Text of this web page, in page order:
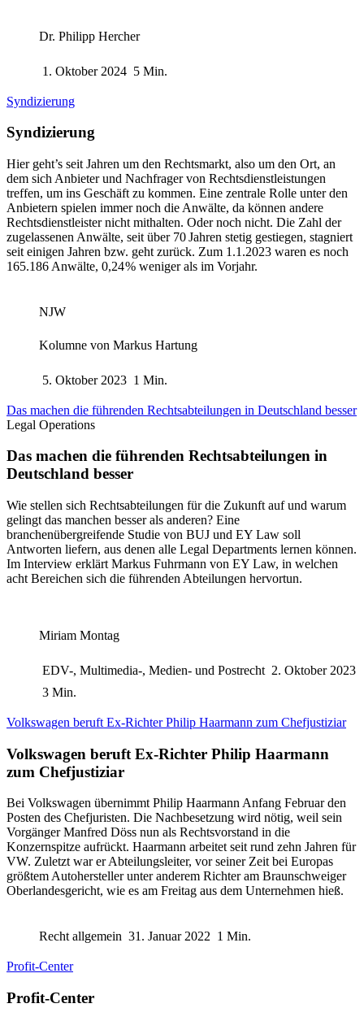
Dr. Philipp Hercher
1. Oktober 2024 5 Min.
Syndizierung
Syndizierung
Hier geht’s seit Jahren um den Rechtsmarkt, also um den Ort, an
dem sich Anbieter und Nachfrager von Rechtsdienstleistungen
treffen, um ins Geschäft zu kommen. Eine zentrale Rolle unter den
Anbietern spielen immer noch die Anwälte, da können andere
Rechtsdienstleister nicht mithalten. Oder noch nicht. Die Zahl der
zugelassenen Anwälte, seit über 70 Jahren stetig gestiegen, stagniert
seit einigen Jahren bzw. geht zurück. Zum 1.1.​2023 waren es noch
165.186 Anwälte, 0,24 % weniger als im Vorjahr.
NJW
Kolumne von Markus Hartung
5. Oktober 2023 1 Min.
Das machen die führenden Rechtsabteilungen in Deutschland besser
Legal Operations
Das machen die führenden Rechtsabteilungen in
Deutschland besser
Wie stellen sich Rechtsabteilungen für die Zukunft auf und warum
gelingt das manchen besser als anderen? Eine
branchenübergreifende Studie von BUJ und EY Law soll
Antworten liefern, aus denen alle Legal Departments lernen können.
Im Interview erklärt Markus Fuhrmann von EY Law, in welchen
acht Bereichen sich die führenden Abteilungen hervortun.
Miriam Montag
EDV-, Multimedia-, Medien- und Postrecht 2. Oktober 2023
3 Min.
Volkswagen beruft Ex-Richter Philip Haarmann zum Chefjustiziar
Volkswagen beruft Ex-Richter Philip Haarmann
zum Chefjustiziar
Bei Volkswagen übernimmt Philip Haarmann Anfang Februar den
Posten des Chefjuristen. Die Nachbesetzung wird nötig, weil sein
Vorgänger Manfred Döss nun als Rechtsvorstand in die
Konzernspitze aufrückt. Haarmann arbeitet seit rund zehn Jahren für
VW. Zuletzt war er Abteilungsleiter, vor seiner Zeit bei Europas
größtem Autohersteller unter anderem Richter am Braunschweiger
Oberlandesgericht, wie es am Freitag aus dem Unternehmen hieß.
Recht allgemein 31. Januar 2022 1 Min.
Profit-Center
Profit-Center